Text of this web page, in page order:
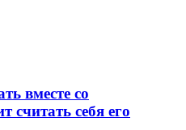
вместе со
считать себя его